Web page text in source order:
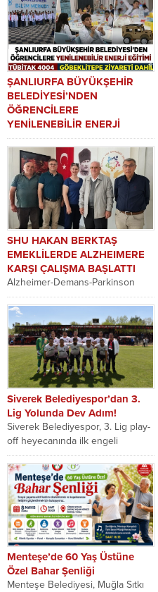
TORPATİFEST Evcil Hayvan ve
Yaşam Festivali, binlerce
hayvanseveri Muzaffer...
ŞANLIURFA BÜYÜKŞEHİR
BELEDİYESİ’NDEN
ÖĞRENCİLERE
YENİLENEBİLİR ENERJİ
EĞİTİMİ
Şanlıurfa Büyükşehir Belediyesi
tarafından hazırlanan ve TÜBİTAK
tarafından desteklenen
“Göbeklitepe’nin Işığında
Yenilenebilir Enerji ve
Sürdürülebilir...
SHU HAKAN BERKTAŞ
EMEKLİLERDE ALZHEIMERE
KARŞI ÇALIŞMA BAŞLATTI
Alzheimer-Demans-Parkinson
Hasta ve Hasta Yakınları Derneği
Genel Başkanı Hakan Berktaş,
Alzheimer konusunda
kamuoyunu bilinçlendirmek,
enforme...
Siverek Belediyespor’dan 3.
Lig Yolunda Dev Adım!
Siverek Belediyespor, 3. Lig play-
off heyecanında ilk engeli
kayıpsız geçti. Kırmızı-Siyahlılar,
kendi saha ve seyircisi...
Menteşe’de 60 Yaş Üstüne
Özel Bahar Şenliği
Menteşe Belediyesi, Muğla Sıtkı